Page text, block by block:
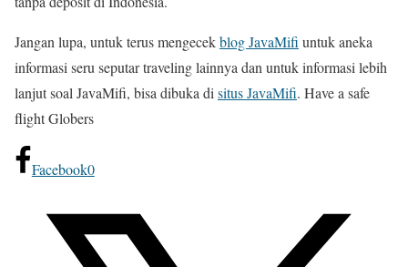
Jangan lupa, untuk terus mengecekblog JavaMifi untuk aneka
informasi seru seputar traveling lainnya dan untuk informasi lebih
lanjut soal JavaMifi, bisa dibuka di situs JavaMifi. Have a safe
flight Globers
Facebook0